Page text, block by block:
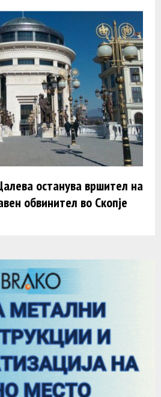
останува вршител на
обвинител во Скопје